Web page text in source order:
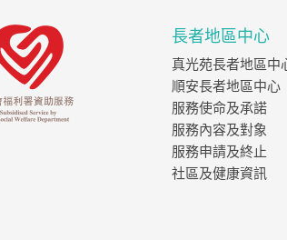
長者地區中心
真光苑長者地區中
順安長者地區中心
服務使命及承諾
服務內容及對象
服務申請及終止
社區及健康資訊